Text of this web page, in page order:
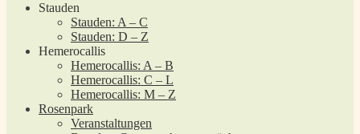
Stauden
Stauden: A – C
Stauden: D – Z
Hemerocallis
Hemerocallis: A – B
Hemerocallis: C – L
Hemerocallis: M – Z
Rosenpark
Veranstaltungen